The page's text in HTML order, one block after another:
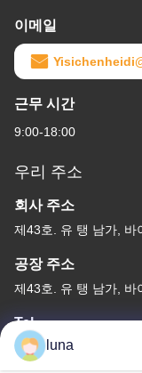
이메일
근무 시간
9:00-18:00
우리 주소
회사 주소
제43호. 유 탱 남가, 바
공장 주소
제43호. 유 탱 남가, 바
Tel
86-18902309680
luna